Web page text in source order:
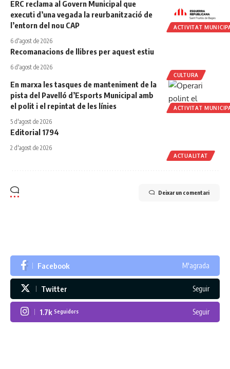
ACTIVITAT
ERC reclama al Govern Municipal que
executi d’una vegada la reurbanització de
l’entorn del nou CAP
6 d'agost de 2026
CULTURA
Recomanacions de llibres per aquest estiu
6 d'agost de 2026
ACTIVITAT
En marxa les tasques de manteniment de la
pista del Pavelló d’Esports Municipal amb
el polit i el repintat de les línies
5 d'agost de 2026
ACTUALITAT
Editorial 1794
2 d'agost de 2026
Deixar un comentari
Facebook M'agrada
Twitter Seguir
1.7k Seguidors Seguir